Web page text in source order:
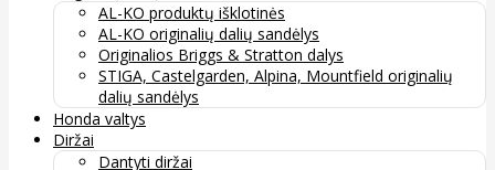
AL-KO produktų išklotinės
AL-KO originalių dalių sandėlys
Originalios Briggs & Stratton dalys
STIGA, Castelgarden, Alpina, Mountfield originalių
dalių sandėlys
Honda valtys
Diržai
Dantyti diržai